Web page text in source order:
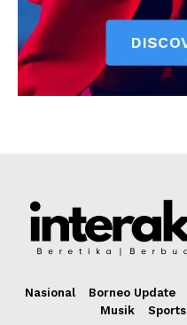
Nasional Borneo Update
Musik
Sports